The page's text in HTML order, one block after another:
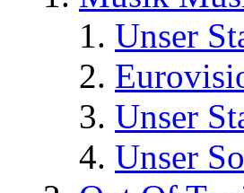
Unser
Unser
Unser